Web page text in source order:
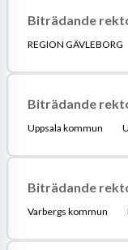
Biträdande
REGION GÄVLEBORG
Biträdande
Uppsala kommun
Biträdande
Varbergs kommun